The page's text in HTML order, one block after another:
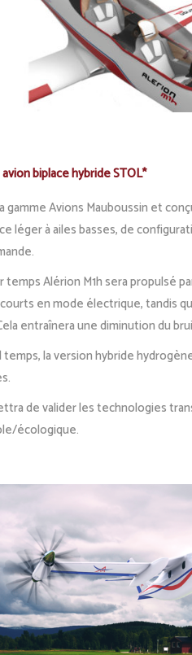
biplace hybride STOL*
gamme Avions Mauboussin et
léger à ailes basses, de
temps Alérion M1h sera propulsé
en mode électrique, tandis
entraînera une diminution du
temps, la version hybride
de valider les technologies
écologique.